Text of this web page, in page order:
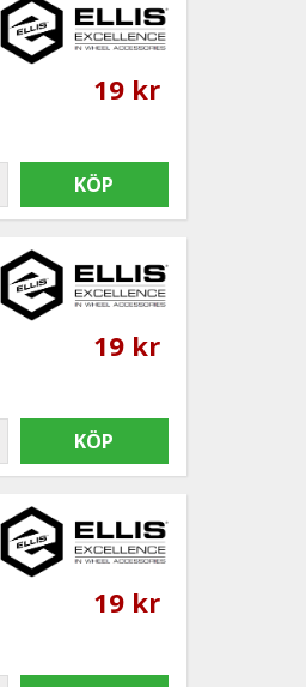
19 kr
KÖP
19 kr
KÖP
19 kr